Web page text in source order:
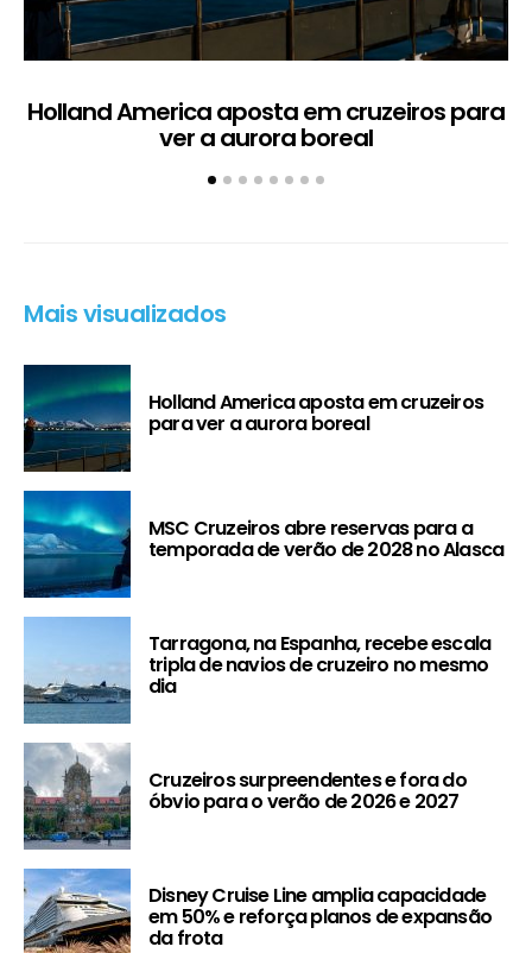
Holland America aposta em cruzeiros para
ver a aurora boreal
Mais visualizados
Holland America aposta em cruzeiros
para ver a aurora boreal
MSC Cruzeiros abre reservas para a
temporada de verão de 2028 no Alasca
Tarragona, na Espanha, recebe escala
tripla de navios de cruzeiro no mesmo
dia
Cruzeiros surpreendentes e fora do
óbvio para o verão de 2026 e 2027
Disney Cruise Line amplia capacidade
em 50% e reforça planos de expansão
da frota